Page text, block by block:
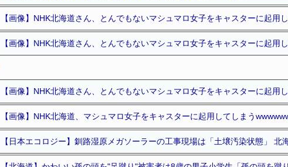
【画像】NHK北海道さん、とんでもないマシュマロ女子をキャスターに起用
【画像】NHK北海道さん、とんでもないマシュマロ女子をキャスターに起用
【画像】NHK北海道さん、とんでもないマシュマロ女子をキャスターに起用
【画像】NHK北海道、マシュマロ女子をキャスターに起用してしまう
【日本エコロジー】釧路湿原メガソーラーの工事現場は「土壌汚染状態」 北